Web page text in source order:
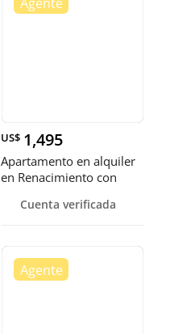
US$ 1,495
Apartamento en alquiler
en Renacimiento con
Cuenta verificada